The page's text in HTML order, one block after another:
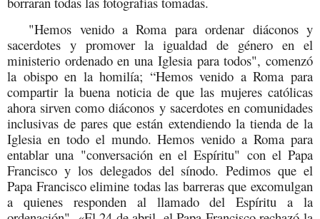
"Hemos venido a Roma para ordenar diáconos y
sacerdotes y promover la igualdad de género en el
ministerio ordenado en una Iglesia para todos", comenzó
la obispo en la homilía; “Hemos venido a Roma para
compartir la buena noticia de que las mujeres católicas
ahora sirven como diáconos y sacerdotes en comunidades
inclusivas de pares que están extendiendo la tienda de la
Iglesia en todo el mundo. Hemos venido a Roma para
entablar una "conversación en el Espíritu" con el Papa
Francisco y los delegados del sínodo. Pedimos que el
Papa Francisco elimine todas las barreras que excomulgan
a quienes responden al llamado del Espíritu a la